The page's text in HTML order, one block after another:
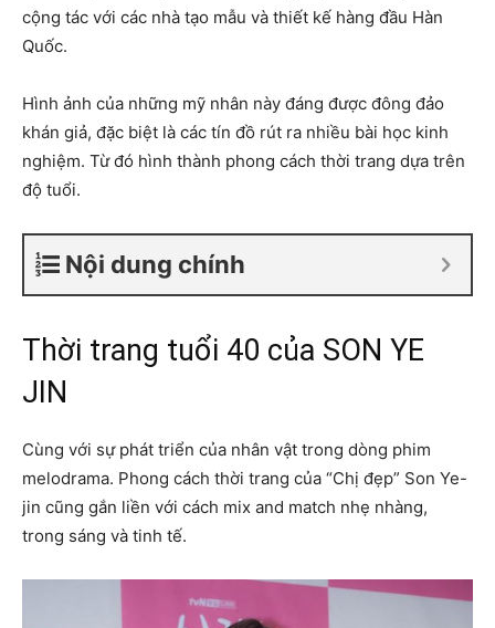
cộng tác với các nhà tạo mẫu và thiết kế hàng đầu Hàn
Quốc.
Hình ảnh của những mỹ nhân này đáng được đông đảo
khán giả, đặc biệt là các tín đồ rút ra nhiều bài học kinh
nghiệm. Từ đó hình thành phong cách thời trang dựa trên
độ tuổi.
Nội dung chính
Thời trang tuổi 40 của SON YE
JIN
Cùng với sự phát triển của nhân vật trong dòng phim
melodrama. Phong cách thời trang của “Chị đẹp” Son Ye-
jin cũng gắn liền với cách mix and match nhẹ nhàng,
trong sáng và tinh tế.